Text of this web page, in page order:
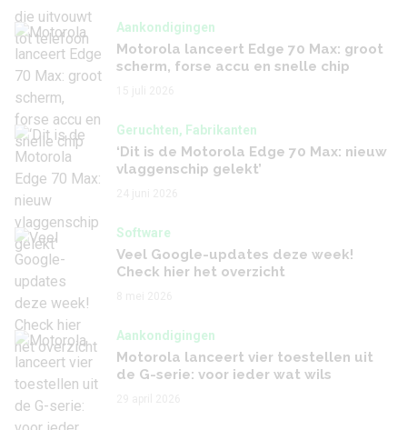
Aankondigingen
Motorola lanceert Edge 70 Max: groot
scherm, forse accu en snelle chip
Geruchten, Fabrikanten
‘Dit is de Motorola Edge 70 Max: nieuw
vlaggenschip gelekt’
Software
Veel Google-updates deze week!
Check hier het overzicht
Aankondigingen
Motorola lanceert vier toestellen uit
de G-serie: voor ieder wat wils